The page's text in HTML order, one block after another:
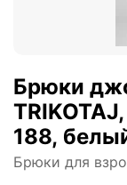
Брюки
188,
Брюки для